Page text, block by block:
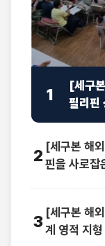
1
[세구
필리핀
어선
2 [세구본 해
핀을 사로잡
3 [세구본 해
계 영적 지